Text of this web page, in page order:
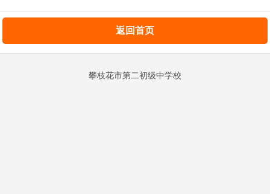
返回首页
攀枝花市第二初级中学校